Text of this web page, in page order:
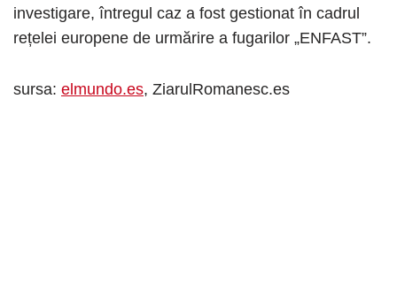
investigare, întregul caz a fost gestionat în cadrul
rețelei europene de urmărire a fugarilor „ENFAST”.
sursa: elmundo.es, ZiarulRomanesc.es